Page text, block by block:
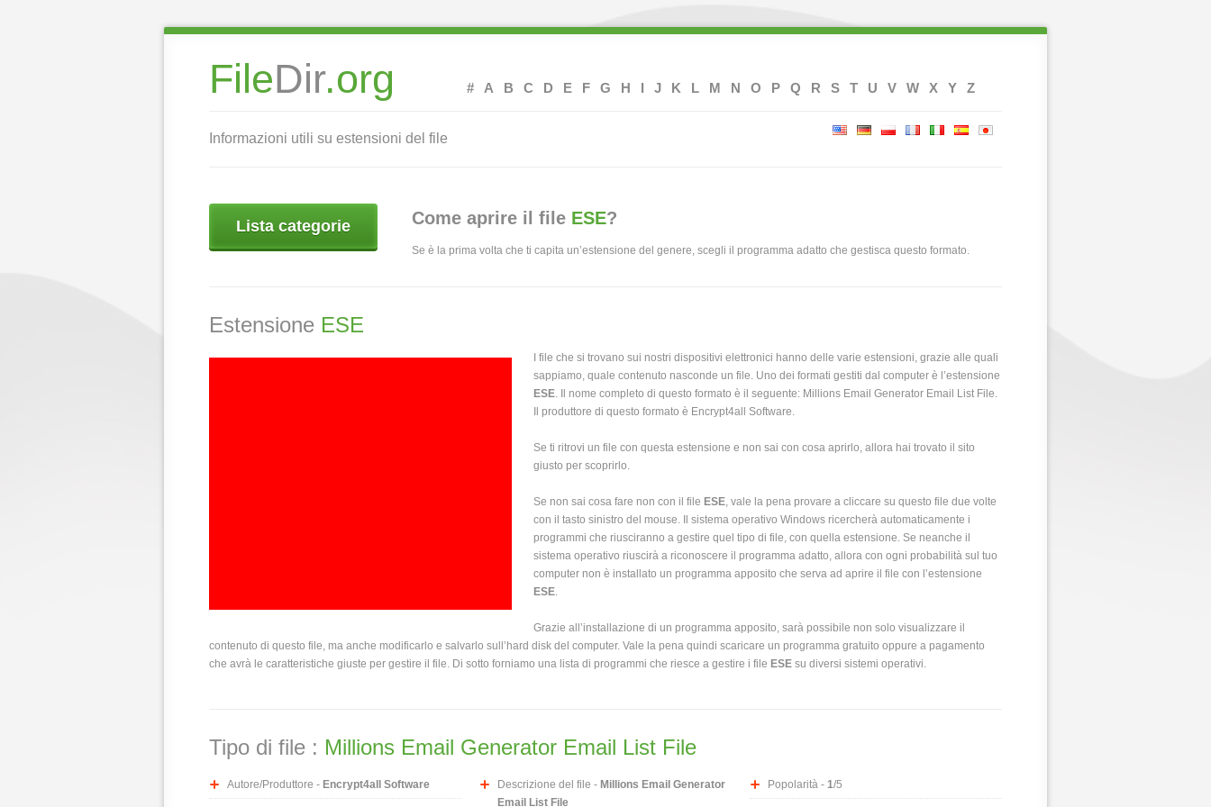
FileDir.org # A B C D E F G H I J K L M N O P Q R S T U V W X Y Z
Informazioni utili su estensioni del file
Lista categorie Come aprire il file ESE?
Se è la prima volta che ti capita un’estensione del genere, scegli il programma adatto che gestisca questo formato.
Estensione ESE
I file che si trovano sui nostri dispositivi elettronici hanno delle varie estensioni, grazie alle quali
sappiamo, quale contenuto nasconde un file. Uno dei formati gestiti dal computer è l’estensione
ESE. Il nome completo di questo formato è il seguente: Millions Email Generator Email List File.
Il produttore di questo formato è Encrypt4all Software.
Se ti ritrovi un file con questa estensione e non sai con cosa aprirlo, allora hai trovato il sito
giusto per scoprirlo.
Se non sai cosa fare non con il file ESE, vale la pena provare a cliccare su questo file due volte
con il tasto sinistro del mouse. Il sistema operativo Windows ricercherà automaticamente i
programmi che riusciranno a gestire quel tipo di file, con quella estensione. Se neanche il
sistema operativo riuscirà a riconoscere il programma adatto, allora con ogni probabilità sul tuo
computer non è installato un programma apposito che serva ad aprire il file con l’estensione
ESE.
Grazie all’installazione di un programma apposito, sarà possibile non solo visualizzare il
contenuto di questo file, ma anche modificarlo e salvarlo sull’hard disk del computer. Vale la pena quindi scaricare un programma gratuito oppure a pagamento
che avrà le caratteristiche giuste per gestire il file. Di sotto forniamo una lista di programmi che riesce a gestire i file ESE su diversi sistemi operativi.
Tipo di file : Millions Email Generator Email List File
Autore/Produttore - Encrypt4all Software Descrizione del file - Millions Email Generator
Email List File
Popolarità - 1/5